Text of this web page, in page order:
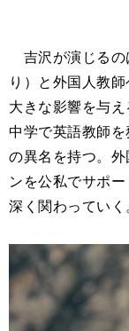
吉沢が演じるの
り）と外国人教
大きな影響を与
中学で英語教師を
の異名を持つ。
ンを公私でサポ
深く関わっていく。